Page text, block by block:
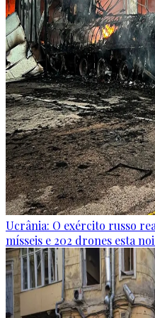
Ucrânia: O exército russo
mísseis e 202 drones esta